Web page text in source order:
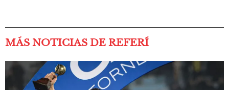
MÁS NOTICIAS DE REFERÍ